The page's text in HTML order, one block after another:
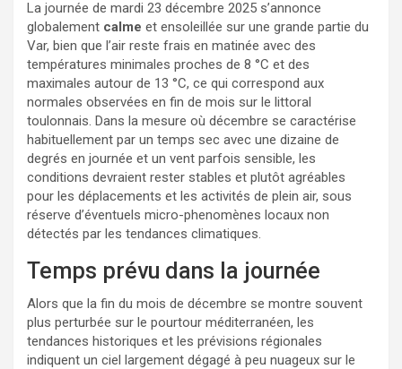
La journée de mardi 23 décembre 2025 s’annonce
globalement calme et ensoleillée sur une grande partie du
Var, bien que l’air reste frais en matinée avec des
températures minimales proches de 8 °C et des
maximales autour de 13 °C, ce qui correspond aux
normales observées en fin de mois sur le littoral
toulonnais. Dans la mesure où décembre se caractérise
habituellement par un temps sec avec une dizaine de
degrés en journée et un vent parfois sensible, les
conditions devraient rester stables et plutôt agréables
pour les déplacements et les activités de plein air, sous
réserve d’éventuels micro-phenomènes locaux non
détectés par les tendances climatiques.
Temps prévu dans la journée
Alors que la fin du mois de décembre se montre souvent
plus perturbée sur le pourtour méditerranéen, les
tendances historiques et les prévisions régionales
indiquent un ciel largement dégagé à peu nuageux sur le